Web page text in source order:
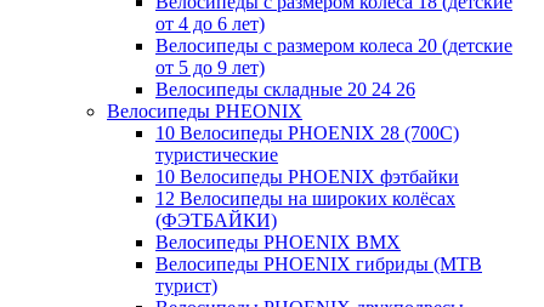
от 4 до 6 лет)
Велосипеды с размером колеса 20 (детские
от 5 до 9 лет)
Велосипеды складные 20 24 26
Велосипеды PHEONIX
10 Велосипеды PHOENIX 28 (700С)
туристические
10 Велосипеды PHOENIX фэтбайки
12 Велосипеды на широких колёсах
(ФЭТБАЙКИ)
Велосипеды PHOENIX BMX
Велосипеды PHOENIX гибриды (MTB
турист)